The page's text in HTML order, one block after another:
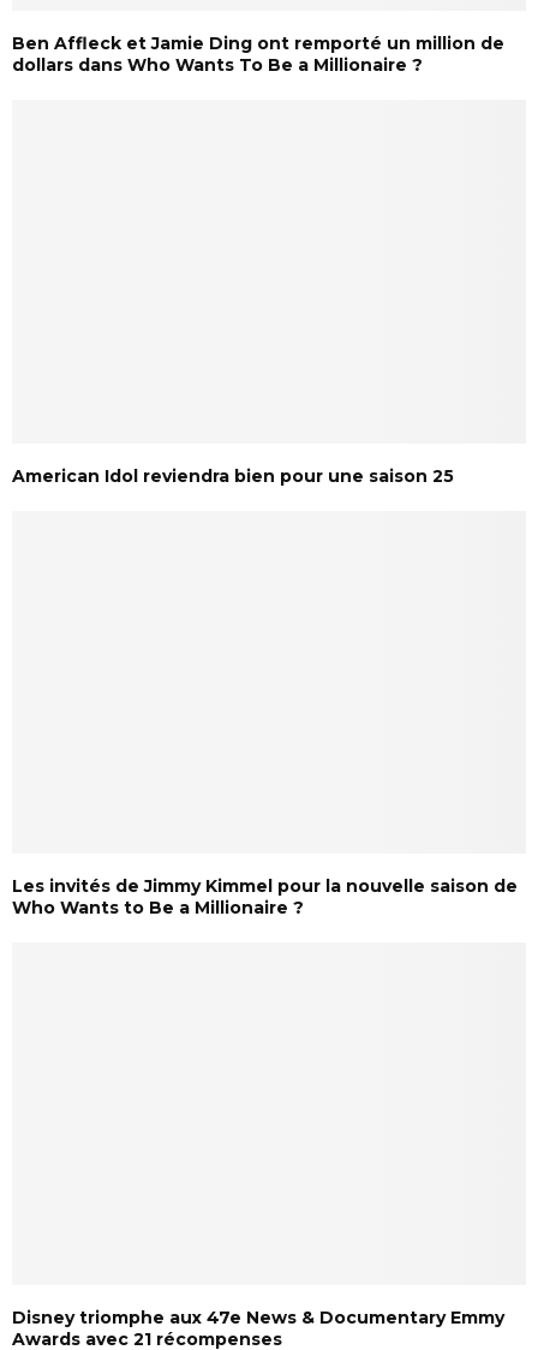
Ben Affleck et Jamie Ding ont remporté un million de
dollars dans Who Wants To Be a Millionaire ?
American Idol reviendra bien pour une saison 25
Les invités de Jimmy Kimmel pour la nouvelle saison de
Who Wants to Be a Millionaire ?
Disney triomphe aux 47e News & Documentary Emmy
Awards avec 21 récompenses